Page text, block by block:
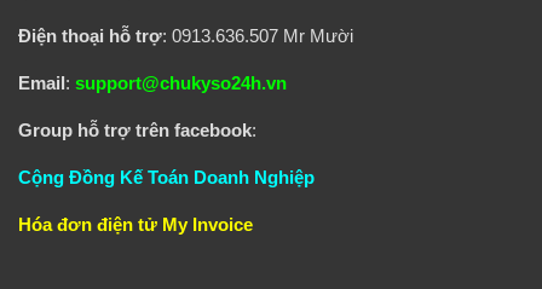
Điện thoại hỗ trợ: 0913.636.507 Mr Mười
Email: support@chukyso24h.vn
Group hỗ trợ trên facebook:
Cộng Đồng Kế Toán Doanh Nghiệp
Hóa đơn điện tử My Invoice